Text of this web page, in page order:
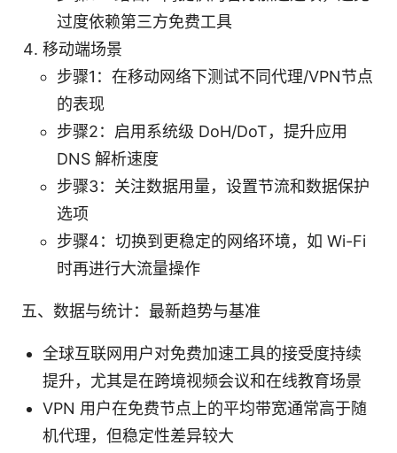
过度依赖第三方免费工具
移动端场景
步骤1：在移动网络下测试不同代理/VPN节点
的表现
步骤2：启用系统级 DoH/DoT，提升应用
DNS 解析速度
步骤3：关注数据用量，设置节流和数据保护
选项
步骤4：切换到更稳定的网络环境，如 Wi-Fi
时再进行大流量操作
五、数据与统计：最新趋势与基准
全球互联网用户对免费加速工具的接受度持续
提升，尤其是在跨境视频会议和在线教育场景
VPN 用户在免费节点上的平均带宽通常高于随
机代理，但稳定性差异较大